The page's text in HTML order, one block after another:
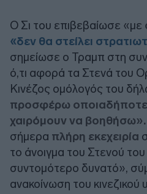
Ο Σι του επιβεβαίωσε «με
«δεν θα στείλει
σημείωσε ο Τραμπ στη
ό,τι αφορά τα Στενά του
Κινέζος ομόλογός του
προσφέρω οποιαδήποτε
χαιρόμουν να βοηθήσω».
σήμερα πλήρη εκεχειρία
το άνοιγμα του Στενού
συντομότερο δυνατό»,
ανακοίνωση του κινεζικού